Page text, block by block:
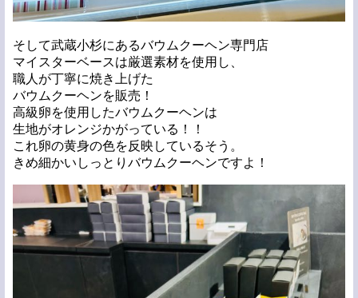
そして武蔵小杉にあるバウムクーヘン専門店
マイスターベースは厳選素材を使用し、
職人が丁寧に焼き上げた
バウムクーヘンを販売！
高級卵を使用したバウムクーヘンは
生地がオレンジかがっている！！
これ卵の黄身の色を反映しているそう。
きめ細かいしっとりバウムクーヘンですよ！